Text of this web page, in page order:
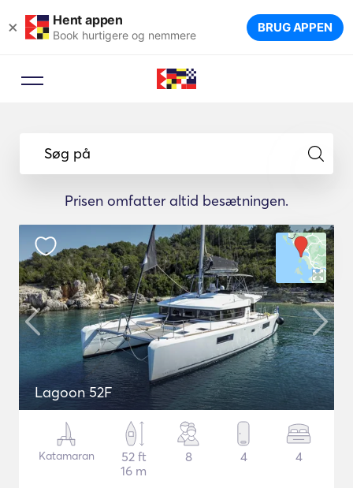
× Hent appen
Book hurtigere og nemmere BRUG APPEN
Søg på
Prisen omfatter altid besætningen.
Lagoon 52F
Katamaran
52 ft
16 m
8 4 4